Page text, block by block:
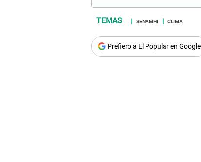
SENAMHI CLIMA
Prefiero a El Popular en Google